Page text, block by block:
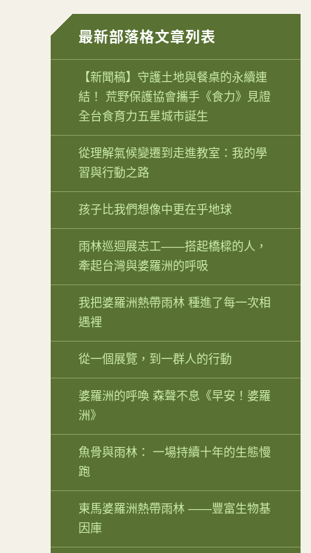
最新部落格文章列表
【新聞稿】守護土地與餐桌的永續連
結！ 荒野保護協會攜手《食力》見證
全台食育力五星城市誕生
從理解氣候變遷到走進教室：我的學
習與行動之路
孩子比我們想像中更在乎地球
雨林巡迴展志工——搭起橋樑的人，
牽起台灣與婆羅洲的呼吸
我把婆羅洲熱帶雨林 種進了每一次相
遇裡
從一個展覽，到一群人的行動
婆羅洲的呼喚 森聲不息《早安！婆羅
洲》
魚骨與雨林： 一場持續十年的生態慢
跑
東馬婆羅洲熱帶雨林 ——豐富生物基
因庫